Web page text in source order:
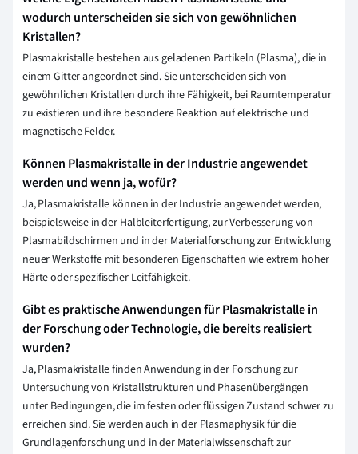
wodurch unterscheiden sie sich von gewöhnlichen
Kristallen?
Plasmakristalle bestehen aus geladenen Partikeln (Plasma), die in
einem Gitter angeordnet sind. Sie unterscheiden sich von
gewöhnlichen Kristallen durch ihre Fähigkeit, bei Raumtemperatur
zu existieren und ihre besondere Reaktion auf elektrische und
magnetische Felder.
Können Plasmakristalle in der Industrie angewendet
werden und wenn ja, wofür?
Ja, Plasmakristalle können in der Industrie angewendet werden,
beispielsweise in der Halbleiterfertigung, zur Verbesserung von
Plasmabildschirmen und in der Materialforschung zur Entwicklung
neuer Werkstoffe mit besonderen Eigenschaften wie extrem hoher
Härte oder spezifischer Leitfähigkeit.
Gibt es praktische Anwendungen für Plasmakristalle in
der Forschung oder Technologie, die bereits realisiert
wurden?
Ja, Plasmakristalle finden Anwendung in der Forschung zur
Untersuchung von Kristallstrukturen und Phasenübergängen
unter Bedingungen, die im festen oder flüssigen Zustand schwer zu
erreichen sind. Sie werden auch in der Plasmaphysik für die
Grundlagenforschung und in der Materialwissenschaft zur